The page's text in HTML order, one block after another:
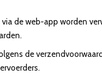
de web-app worden
de